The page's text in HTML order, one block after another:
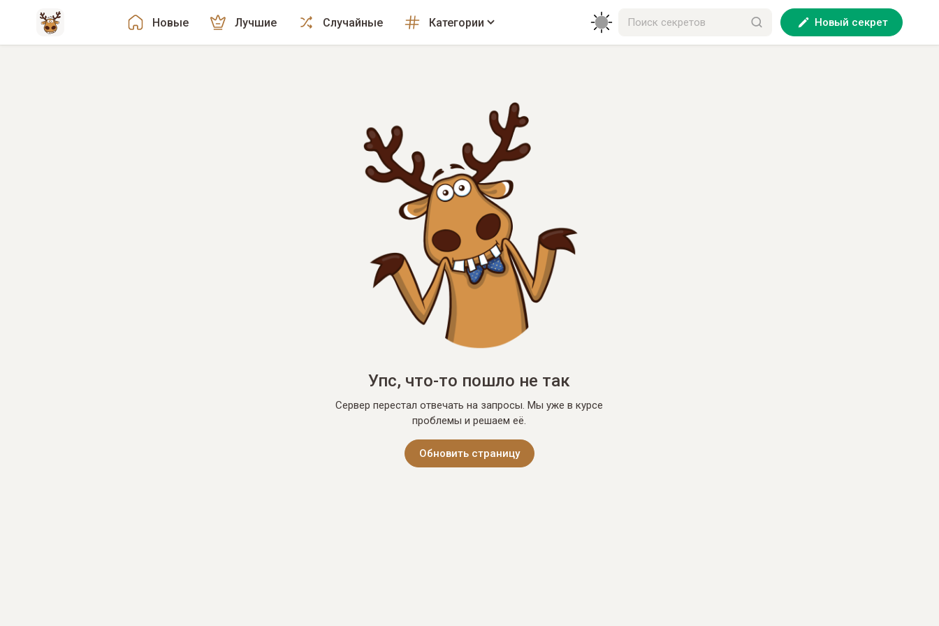
Новые Лучшие Случайные Категории Новый секрет
Упс, что-то пошло не так
Сервер перестал отвечать на запросы. Мы уже в курсе
проблемы и решаем её.
Обновить страницу